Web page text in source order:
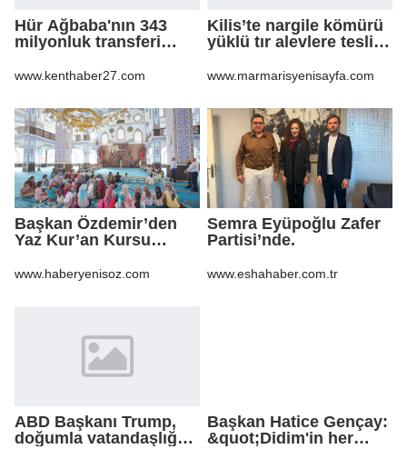
Hür Ağbaba'nın 343
milyonluk transferi
Ağbaba'ya milyonlar
www.kenthaber27.com
Kilis’te nargile kömürü
yüklü tır alevlere teslim
www.marmarisyenisayfa.com
Başkan Özdemir’den
Yaz Kur’an Kursu
www.haberyenisoz.com
Semra Eyüpoğlu Zafer
Partisi’nde.
www.eshahaber.com.tr
ABD Başkanı Trump,
doğumla vatandaşlığa
Başkan Hatice Gençay:
&quot;Didim'in her